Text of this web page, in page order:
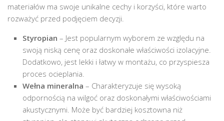
materiałów ma swoje unikalne cechy i korzyści, które warto
rozważyć przed podjęciem decyzji.
Styropian – Jest popularnym wyborem ze względu na
swoją niską cenę oraz doskonałe właściwości izolacyjne.
Dodatkowo, jest lekki i łatwy w montażu, co przyspiesza
proces ocieplania.
Wełna mineralna – Charakteryzuje się wysoką
odpornością na wilgoć oraz doskonałymi właściwościami
akustycznymi. Może być bardziej kosztowna niż